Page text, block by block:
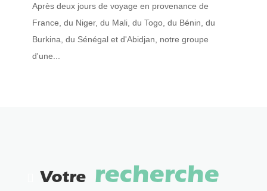
Après deux jours de voyage en provenance de
France, du Niger, du Mali, du Togo, du Bénin, du
Burkina, du Sénégal et d'Abidjan, notre groupe
d'une...
Votrerecherche